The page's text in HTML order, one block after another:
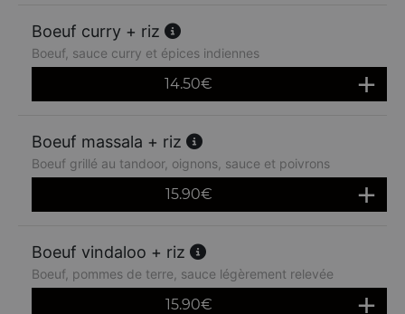
Boeuf curry + riz
Boeuf, sauce curry et épices indiennes
14.50€
Boeuf massala + riz
Boeuf grillé au tandoor, oignons, sauce et poivrons
15.90€
Boeuf vindaloo + riz
Boeuf, pommes de terre, sauce légèrement relevée
15.90€